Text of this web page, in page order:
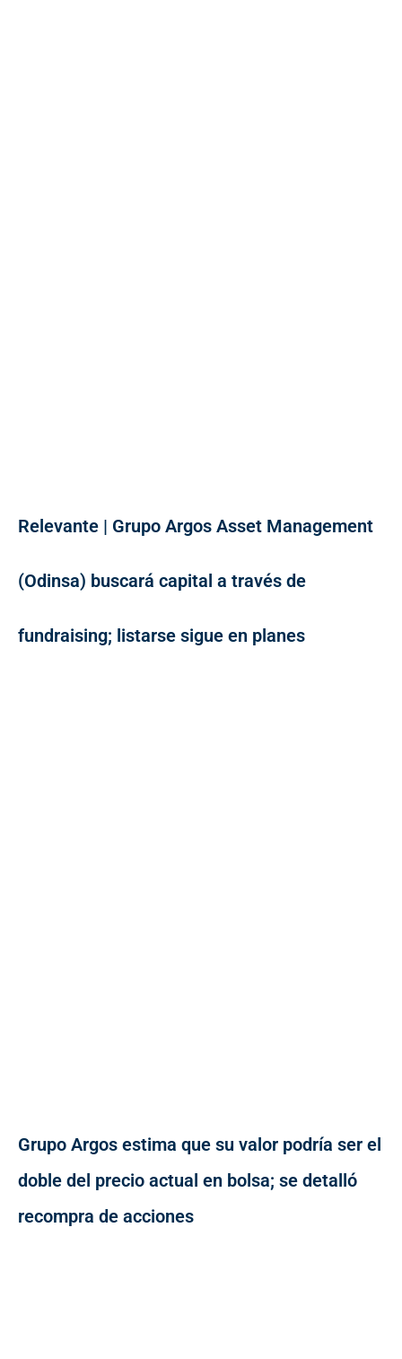
Relevante | Grupo Argos Asset Management
(Odinsa) buscará capital a través de
fundraising; listarse sigue en planes
Grupo Argos estima que su valor podría ser el
doble del precio actual en bolsa; se detalló
recompra de acciones